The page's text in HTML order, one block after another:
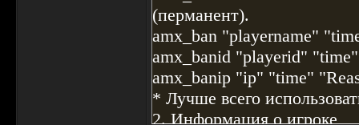
76593 0023 svc_clientdata
76593 0033
76593 0000
76593 0272
76593 0544
76593 0816
(перманент).
amx_ban "playername"
amx_banid "playerid"
amx_banip "ip" "time"
* Лучше всего
2. Информация о игроке